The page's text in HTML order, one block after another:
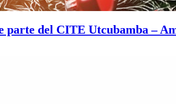
parte del CITE Utcubamba –